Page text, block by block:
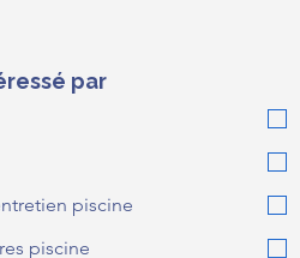
par
piscine
piscine